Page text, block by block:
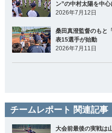
ン”の中村太陽を中
2026年7月12日
桑田真澄監督のもと
表15選手が始動
2026年7月11日
チームレポート 関連記事
大会前最後の実戦は